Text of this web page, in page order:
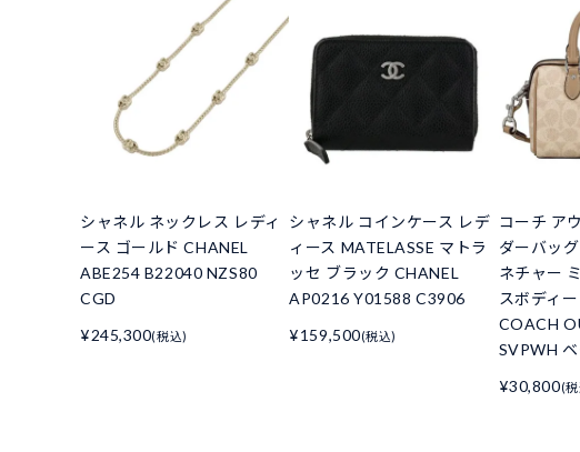
シャネル ネックレス レディ
ース ゴールド CHANEL
ABE254 B22040 NZS80
CGD
¥245,300(税込)
シャネル コインケース レデ
ィース MATELASSE マトラ
ッセ ブラック CHANEL
AP0216 Y01588 C3906
¥159,500(税込)
コーチ ア
ダーバッ
ネチャー
スボディ
COACH
SVPWH
¥30,800(